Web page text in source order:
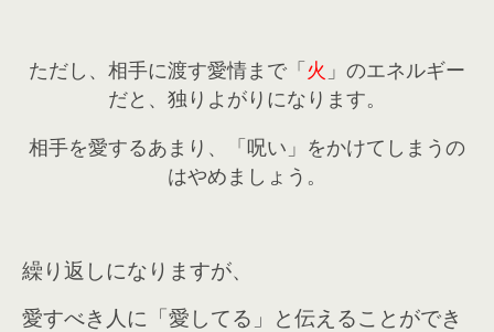
ただし、相手に渡す愛情まで「火 」のエネルギー
だと、独りよがりになります。
相手を愛するあまり、「呪い」をかけてしまうの
はやめましょう。
繰り返しになりますが、
愛すべき人に「愛してる」と伝えることができ